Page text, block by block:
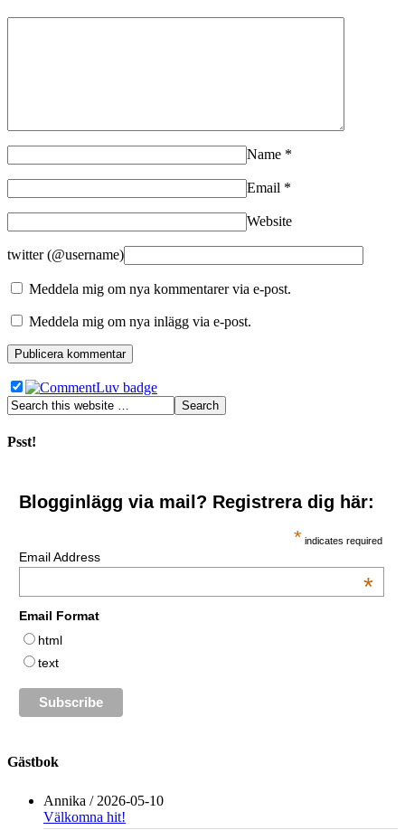
Name *
Email *
Website
twitter (@username)
Meddela mig om nya kommentarer via e-post.
Meddela mig om nya inlägg via e-post.
Psst!
Blogginlägg via mail? Registrera dig här:
* indicates required
Email Address
*
Email Format
html
text
Gästbok
Annika / 2026-05-10
Välkomna hit!